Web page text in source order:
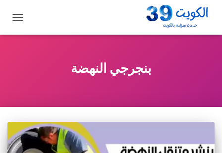
التنقل
بنجرجي النهضة